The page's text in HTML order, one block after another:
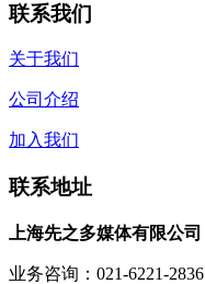
联系我们
关于我们
公司介绍
加入我们
联系地址
上海先之多媒体有限公司
业务咨询：021-6221-2836